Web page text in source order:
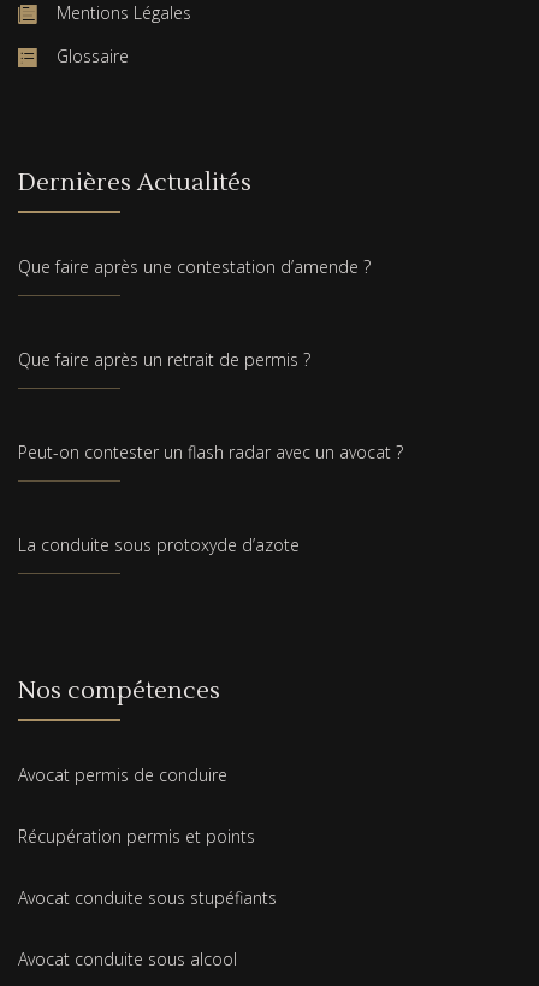
Mentions Légales
Glossaire
Dernières Actualités
Que faire après une contestation d’amende ?
Que faire après un retrait de permis ?
Peut-on contester un flash radar avec un avocat ?
La conduite sous protoxyde d’azote
Nos compétences
Avocat permis de conduire
Récupération permis et points
Avocat conduite sous stupéfiants
Avocat conduite sous alcool